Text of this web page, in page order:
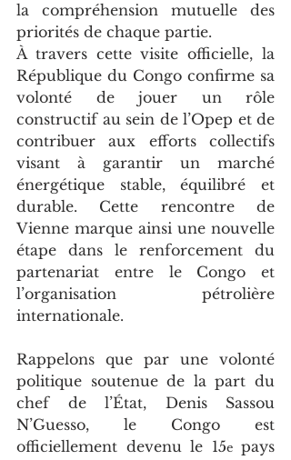
la compréhension mutuelle des
priorités de chaque partie.
À travers cette visite officielle, la
République du Congo confirme sa
volonté de jouer un rôle
constructif au sein de l’Opep et de
contribuer aux efforts collectifs
visant à garantir un marché
énergétique stable, équilibré et
durable. Cette rencontre de
Vienne marque ainsi une nouvelle
étape dans le renforcement du
partenariat entre le Congo et
l’organisation pétrolière
internationale.
Rappelons que par une volonté
politique soutenue de la part du
chef de l’État, Denis Sassou
N’Guesso, le Congo est
officiellement devenu le 15e pays